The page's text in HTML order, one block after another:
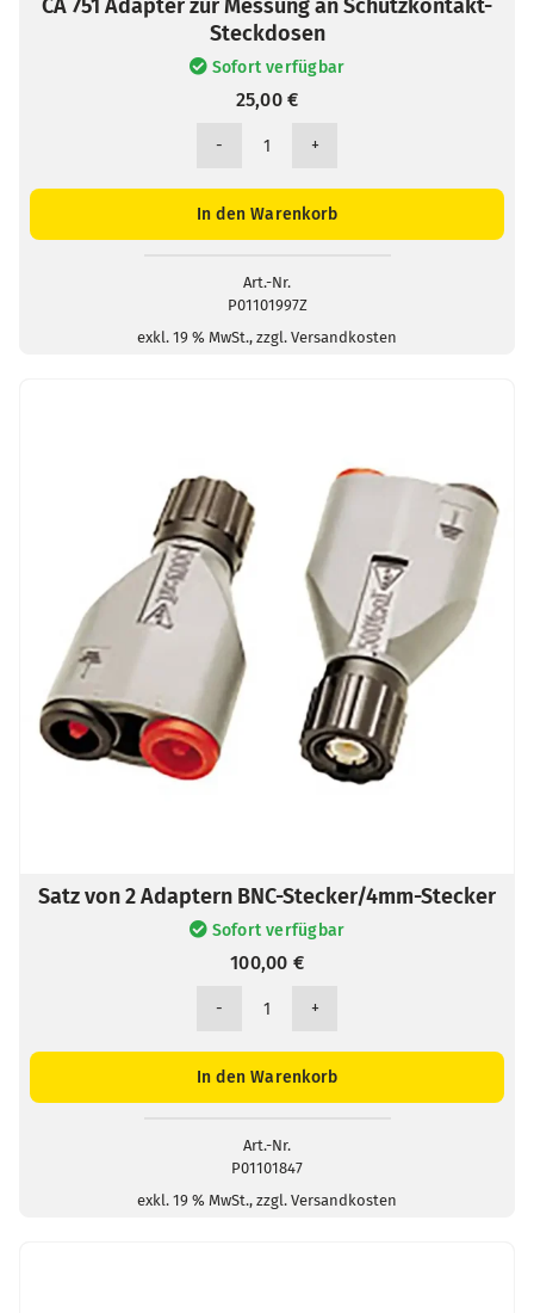
CA 751 Adapter zur Messung an Schutzkontakt-
Steckdosen
Sofort verfügbar
25,00€
CA
Adapter
an
Schutzkontakt-
Steckdosen
In den Warenkorb
Art.-Nr.
P01101997Z
exkl. 19 % MwSt., zzgl. Versandkosten
Satz von 2 Adaptern BNC-Stecker/4mm-Stecker
Sofort verfügbar
100,00 €
Satz
2
Stecker/4mm-
Stecker
Menge
In den Warenkorb
Art.-Nr.
P01101847
exkl. 19 % MwSt., zzgl. Versandkosten